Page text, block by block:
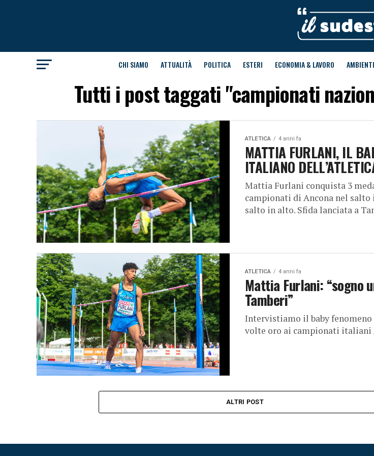
CHI SIAMO ATTUALITÀ POLITICA ESTERI ECONOMIA & LAVORO
Tutti i post taggati "campionati
ATLETICA 4 anni fa
MATTIA FURLANI, IL
ITALIANO
Mattia Furlani conquista 3
campionati di Ancona nel
salto in alto. Sfida lanciata a
ATLETICA 4 anni fa
Mattia Furlani: “sogno
Tamberi”
Intervistiamo il baby
volte oro ai campionati
ALTRI POST